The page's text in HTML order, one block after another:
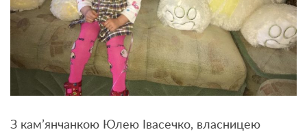
З кам’янчанкою Юлею Івасечко, власницею